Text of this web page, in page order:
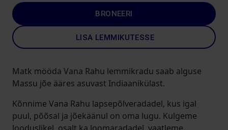
BRONEERI
LISA LEMMIKUTESSE
Matk mööda Vana Rahu lemmikradu saab alguse
Massu jõe ääres asuvast Indiaanikülast.
Kõnnime Vana Rahu lapsepõlveradadel, kus igal
puul, põõsal ja jõekäänul on oma lugu. Kulgeme